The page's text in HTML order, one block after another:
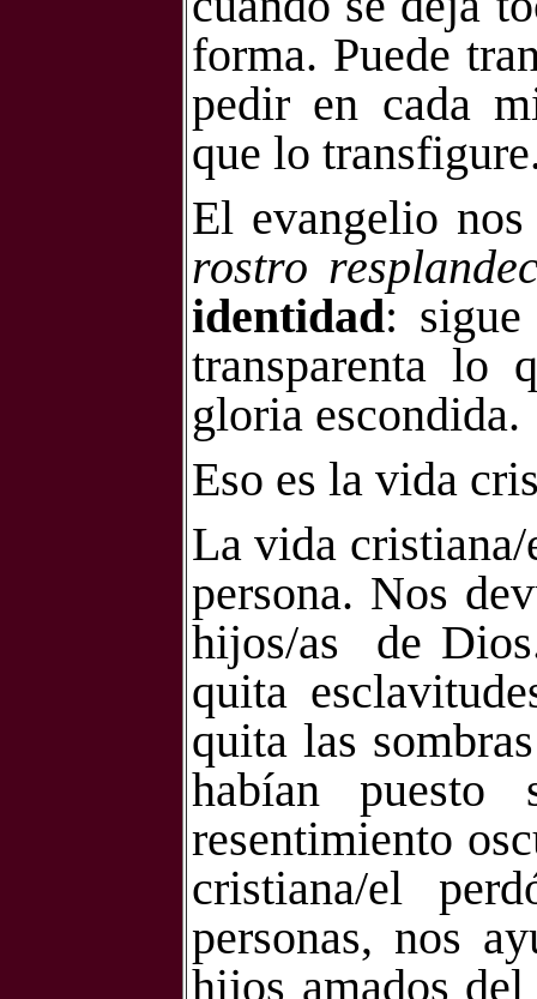
forma. Puede
pedir en cada
que lo
El evangelio
rostro
identidad: sigue
transparenta lo
gloria escondida.
Eso es la vida
La vida
persona. Nos
hijos/as
de
quita
quita las
habían
resentimiento
cristiana/el
personas, nos
hijos amados